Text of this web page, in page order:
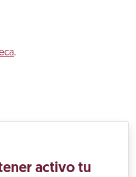
.
activo tu